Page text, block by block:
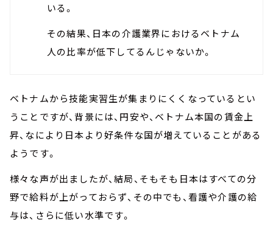
いる。
その結果、日本の介護業界におけるベトナム
人の比率が低下してるんじゃないか。
ベトナムから技能実習生が集まりにくくなっているとい
うことですが、背景には、円安や、ベトナム本国の賃金上
昇、なにより日本より好条件な国が増えていることがある
ようです。
様々な声が出ましたが、結局、そもそも日本はすべての分
野で給料が上がっておらず、その中でも、看護や介護の給
与は、さらに低い水準です。